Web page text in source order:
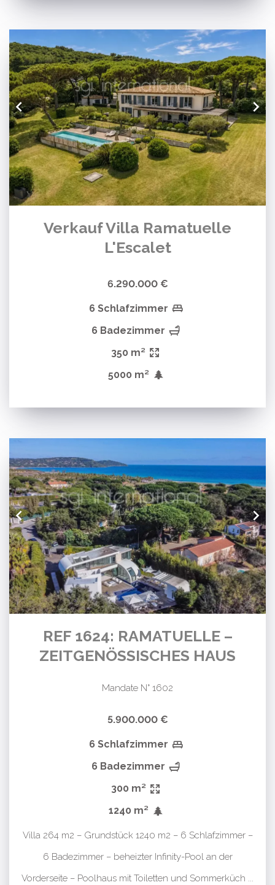
Verkauf Villa Ramatuelle
L'Escalet
6.290.000 €
6 Schlafzimmer
6 Badezimmer
350 m²
5000 m²
REF 1624: RAMATUELLE –
ZEITGENÖSSISCHES HAUS
Mandate N° 1602
5.900.000 €
6 Schlafzimmer
6 Badezimmer
300 m²
1240 m²
Villa 264 m2 – Grundstück 1240 m2 – 6 Schlafzimmer –
6 Badezimmer – beheizter Infinity-Pool an der
Vorderseite – Poolhaus mit Toiletten und Sommerküch ...